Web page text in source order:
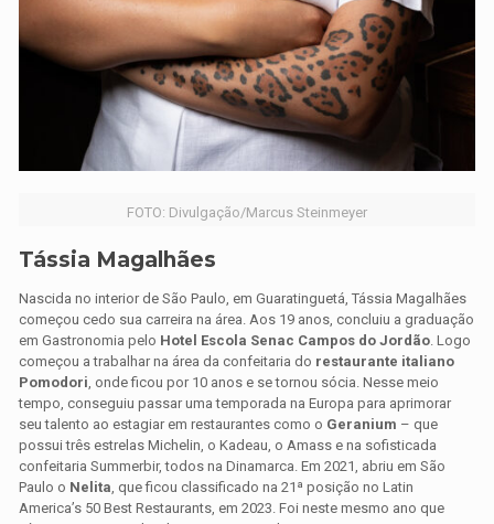
FOTO: Divulgação/Marcus Steinmeyer
Tássia Magalhães
Nascida no interior de São Paulo, em Guaratinguetá, Tássia Magalhães
começou cedo sua carreira na área. Aos 19 anos, concluiu a graduação
em Gastronomia pelo Hotel Escola Senac Campos do Jordão. Logo
começou a trabalhar na área da confeitaria do restaurante italiano
Pomodori, onde ficou por 10 anos e se tornou sócia. Nesse meio
tempo, conseguiu passar uma temporada na Europa para aprimorar
seu talento ao estagiar em restaurantes como o Geranium – que
possui três estrelas Michelin, o Kadeau, o Amass e na sofisticada
confeitaria Summerbir, todos na Dinamarca. Em 2021, abriu em São
Paulo o Nelita, que ficou classificado na 21ª posição no Latin
America’s 50 Best Restaurants, em 2023. Foi neste mesmo ano que